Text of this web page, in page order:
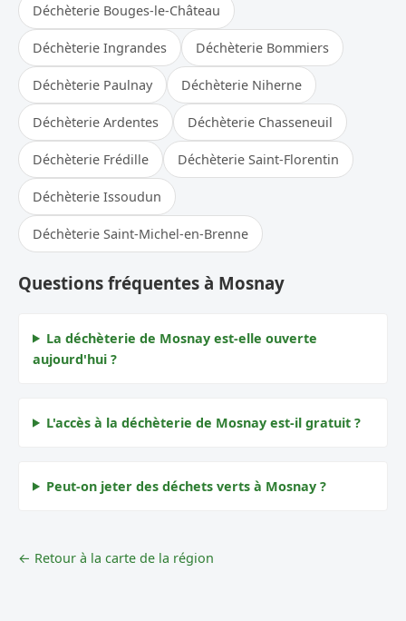
Déchèterie Bouges-le-Château
Déchèterie Ingrandes Déchèterie Bommiers
Déchèterie Paulnay Déchèterie Niherne
Déchèterie Ardentes Déchèterie Chasseneuil
Déchèterie Frédille Déchèterie Saint-Florentin
Déchèterie Issoudun
Déchèterie Saint-Michel-en-Brenne
Questions fréquentes à Mosnay
La déchèterie de Mosnay est-elle ouverte
aujourd'hui ?
L'accès à la déchèterie de Mosnay est-il gratuit ?
Peut-on jeter des déchets verts à Mosnay ?
← Retour à la carte de la région